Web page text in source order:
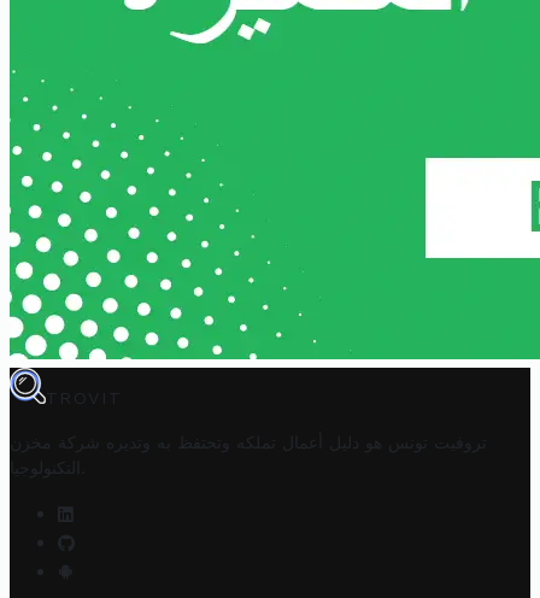
TROVIT
تروفيت تونس هو دليل أعمال تملكه وتحتفظ به وتديره
شركة مخزن
التكنولوجيا